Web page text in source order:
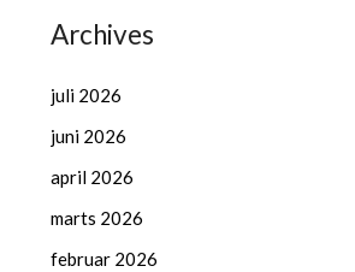
Archives
juli 2026
juni 2026
april 2026
marts 2026
februar 2026